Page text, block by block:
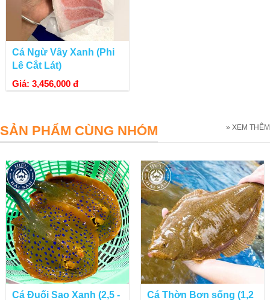
MUA CÁ TẦM TƯƠI SỐNG Ở ĐÂU
shop có bán Trứng cá tầm Caviar.
- Cá Tầm luôn có mỗi ngày , mua cá tươi trong ngày tại cửa
hàng Hiếu Hải Sản khách không cần phải bận tâm về chất
lượng hải sản tươi sống hay giá cả.
- Chúng tôi cam kết cung cấp hải sản tươi sống giao đến tay
khách hàng với hải sản có nguồn gốc xuất xứ rõ ràng, an toàn
vệ sinh thực phẩm./.
Chế biến hải sản từ cá tầm
Cá Ngừ Vây Xanh (Phi
Lê Cắt Lát)
Giá: 3,456,000 đ
SẢN PHẨM CÙNG NHÓM » XEM THÊM
Cá Đuối Sao Xanh (2,5 -
Cá Thờn Bơn sống (1,2